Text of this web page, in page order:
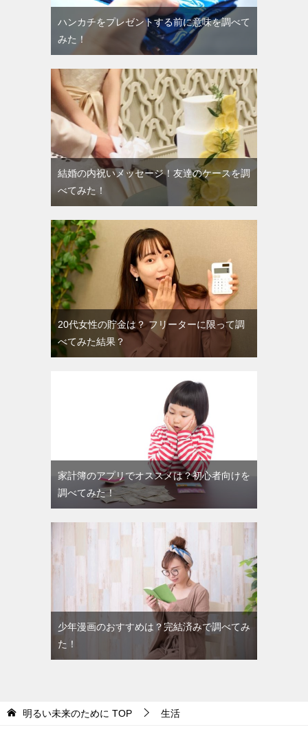
ハンカチをプレゼントする前に意味を調べて
みた！
結婚の内祝いメッセージ！友達のケースを調
べてみた！
20代女性の貯金は？ フリーターに限って調
べてみた結果？
家計簿のアプリでオススメは？初心者向けを
調べてみた！
少年漫画のおすすめは？完結済みで調べてみ
た！
明るい未来のために TOP 生活